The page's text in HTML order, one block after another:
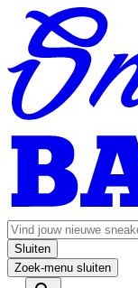
Sluiten
Zoek-menu sluiten